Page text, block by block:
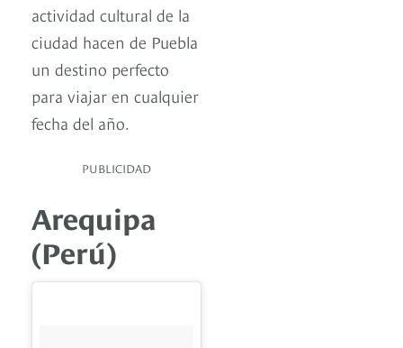
actividad cultural de la
ciudad hacen de Puebla
un destino perfecto
para viajar en cualquier
fecha del año.
PUBLICIDAD
Arequipa
(Perú)